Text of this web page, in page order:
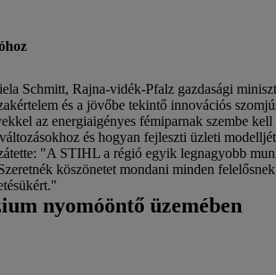
Schmitt, Rajna-vidék-Pfalz gazdasági
és a jövőbe tekintő innovációs
az energiaigényes fémiparnak szembe
és hogyan fejleszti üzleti
"A STIHL a régió egyik legnagyobb
köszönetet mondani minden
nyomóöntő üzemében